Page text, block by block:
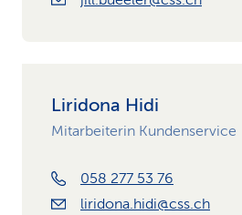
Liridona Hidi
Mitarbeiterin Kundenservice
058 277 53 76
liridona.hidi@css.ch